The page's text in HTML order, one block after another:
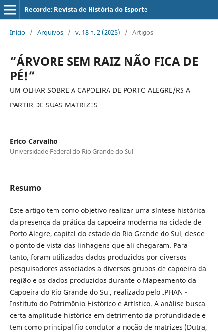
Recorde: Revista de História do Esporte
Início / Arquivos / v. 18 n. 2 (2025) / Artigos
“ÁRVORE SEM RAIZ NÃO FICA DE
PÉ!”
UM OLHAR SOBRE A CAPOEIRA DE PORTO ALEGRE/RS A
PARTIR DE SUAS MATRIZES
Erico Carvalho
Universidade Federal do Rio Grande do Sul
Resumo
Este artigo tem como objetivo realizar uma síntese histórica
da presença da prática da capoeira moderna na cidade de
Porto Alegre, capital do estado do Rio Grande do Sul, desde
o ponto de vista das linhagens que ali chegaram. Para
tanto, foram utilizados dados produzidos por diversos
pesquisadores associados a diversos grupos de capoeira da
região e os dados produzidos durante o Mapeamento da
Capoeira do Rio Grande do Sul, realizado pelo IPHAN -
Instituto do Patrimônio Histórico e Artístico. A análise busca
certa amplitude histórica em detrimento da profundidade e
tem como principal fio condutor a noção de matrizes (Dutra,